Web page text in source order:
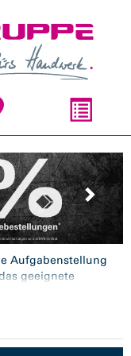
Aufgabenstellung
geeignete
Materialien für
für